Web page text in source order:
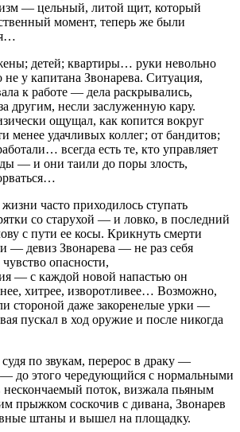
— цельный, литой щит, который
момент, теперь же были
детей; квартиры… руки невольно
не у капитана Звонарева. Ситуация,
к работе — дела раскрывались,
другим, несли заслуженную кару.
ощущал, как копится вокруг
менее удачливых коллег; от бандитов;
всегда есть те, кто управляет
— и они таили до поры злость,
часто приходилось ступать
со старухой — и ловко, в последний
с пути ее косы. Крикнуть смерти
— девиз Звонарева — не раз себя
опасности,
— с каждой новой напастью он
хитрее, изворотливее… Возможно,
стороной даже закоренелые урки —
пускал в ход оружие и после никогда
по звукам, перерос в драку —
— до этого чередующийся с нормальными
поток, визжала пьяным
прыжком соскочив с дивана, Звонарев
штаны и вышел на площадку.